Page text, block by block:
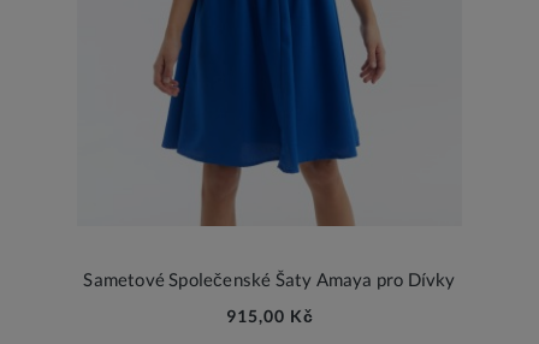
Sametové Společenské Šaty Amaya pro Dívky
915,00 Kč